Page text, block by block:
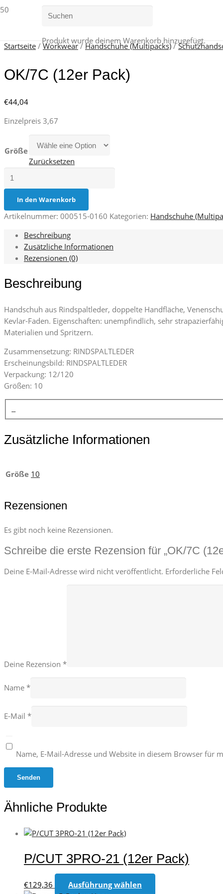
Produkt wurde deinem Warenkorb hinzugefügt.
Startseite /Workwear/ Handschuhe (Multipacks)/
OK/7C (12er Pack)
€44,04
Einzelpreis 3,67
Größe
Zurücksetzen
OK/7C
Pack)
Menge
In den Warenkorb
Artikelnummer: 000515-0160 Kategorien: Handschuhe
Beschreibung
Zusätzliche Informationen
Rezensionen (0)
Beschreibung
Handschuh aus Rindspaltleder, doppelte Handfläche,
Kevlar-Faden. Eigenschaften: unempfindlich, sehr
Materialien und Spritzern.
Zusammensetzung: RINDSPALTLEDER
Erscheinungsbild: RINDSPALTLEDER
Verpackung: 12/120
Größen: 10
Zusätzliche Informationen
Größe 10
Rezensionen
Es gibt noch keine Rezensionen.
Schreibe die erste Rezension für „OK/7C
Deine E-Mail-Adresse wird nicht veröffentlicht. Erforderliche
Deine Rezension *
Name *
E-Mail *
Name, E-Mail-Adresse und Website in diesem Browser für
Ähnliche Produkte
P/CUT 3PRO-21 (12er Pack)
€129,36 Ausführung wählen